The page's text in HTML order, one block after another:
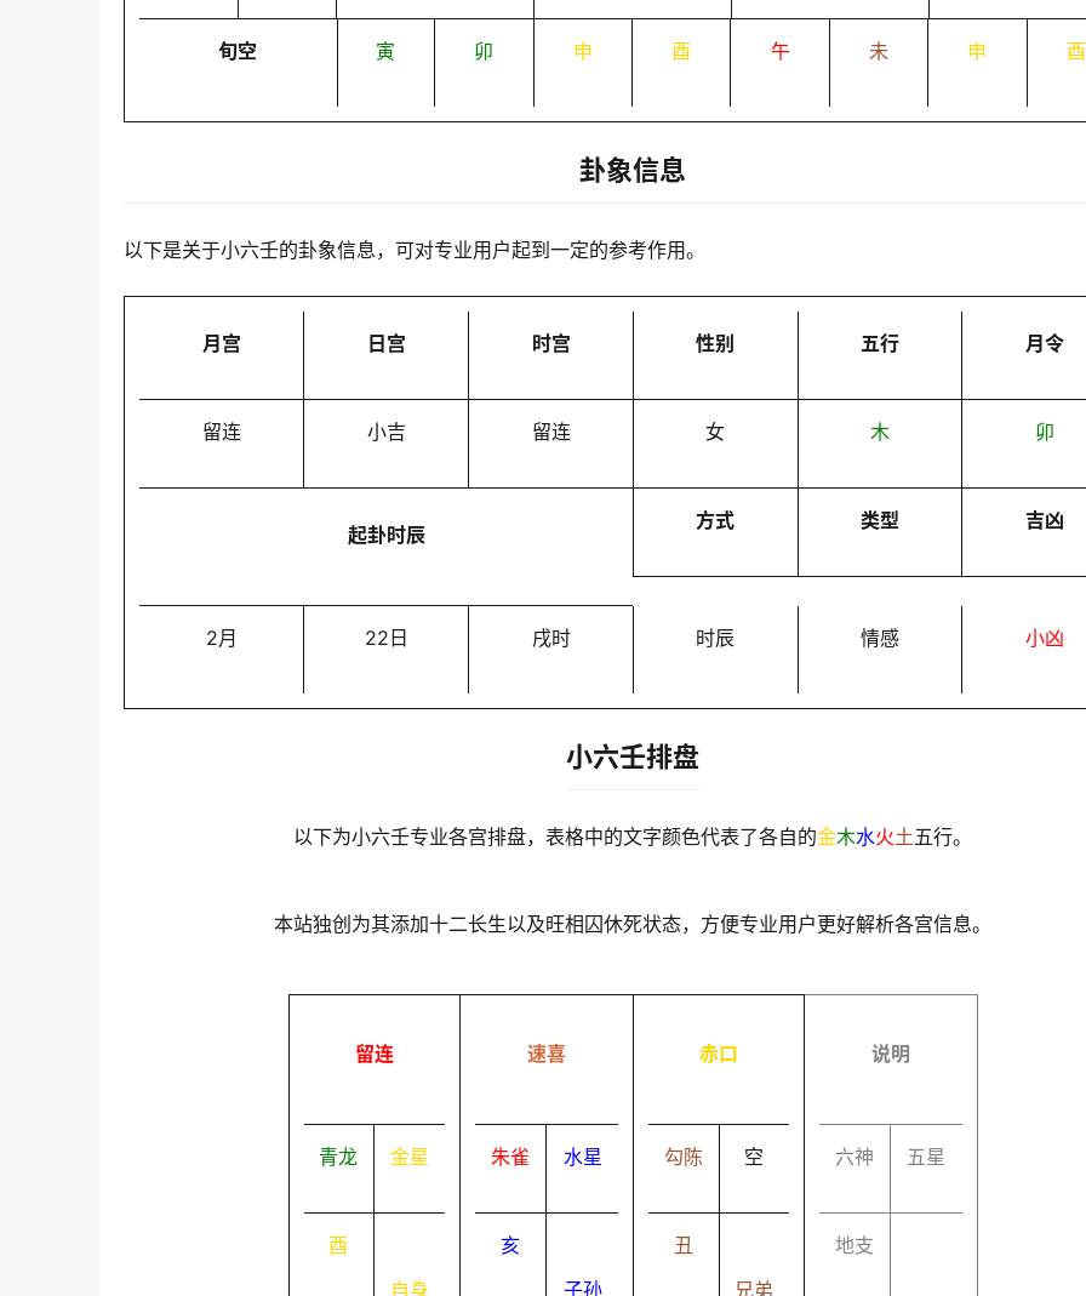
旬空 寅 卯 申 酉 午 未 申 酉
卦象信息
以下是关于小六壬的卦象信息，可对专业用户起到一定的参考作用。
月宫 日宫 时宫 性别 五行 月令
留连 小吉 留连 女 木 卯
起卦时辰
方式 类型 吉凶
2月 22日 戌时 时辰 情感 小凶
小六壬排盘
以下为小六壬专业各宫排盘，表格中的文字颜色代表了各自的金木水火土五行。
本站独创为其添加十二长生以及旺相囚休死状态，方便专业用户更好解析各宫信息。
留连
青龙 金星
酉
自身
速喜
朱雀 水星
亥
子孙
赤口
勾陈 空
丑
兄弟
说明
六神 五星
地支